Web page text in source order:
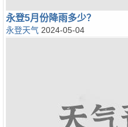
永登5月份降雨多少？
永登天气 2024-05-04